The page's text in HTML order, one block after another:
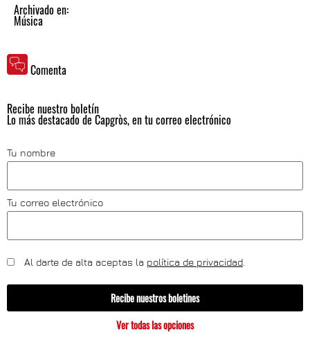
Archivado en:
Música
Comenta
Recibe nuestro boletín
Lo más destacado de Capgròs, en tu correo electrónico
Tu nombre
Tu correo electrónico
Al darte de alta aceptas la política de privacidad
Recibe nuestros boletines
Ver todas las opciones